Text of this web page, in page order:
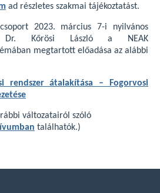
ad részletes szakmai tájékoztatást.
2023. március 7-i nyilvános
Dr. Kőrösi László a NEAK
megtartott előadása az alábbi
rendszer átalakítása – Fogorvosi
változatairól szóló
találhatók.)